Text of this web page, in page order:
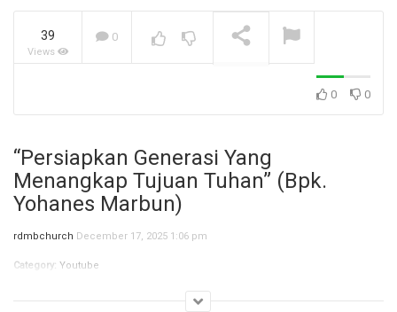
Jangan Biarkan Masa Lalu,
Depanmu! (Ibu Siane)
39
Views
0
0 0
“Persiapkan Generasi Yang
Menangkap Tujuan Tuhan” (Bpk.
Yohanes Marbun)
rdmbchurch December 17, 2025 1:06 pm
Category: Youtube